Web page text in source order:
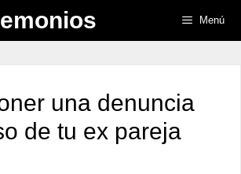
Menú
una denuncia
de tu ex pareja